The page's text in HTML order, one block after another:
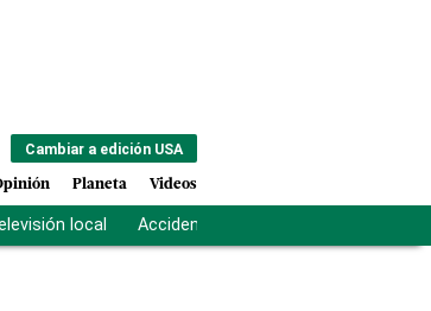
Cambiar a edición USA
Planeta Videos
local Accidente Los Ríos